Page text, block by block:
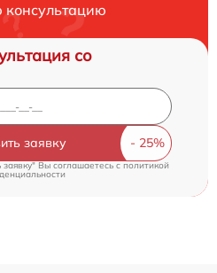
консультацию
со
заявку
Вы соглашаетесь cполитикой